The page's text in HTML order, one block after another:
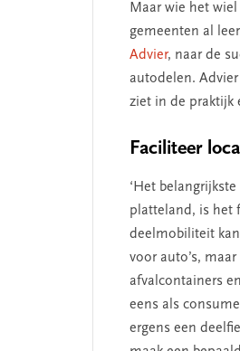
Maar wie het
gemeenten al
Advier, naar de
autodelen.
ziet in de praktijk
Faciliteer
‘Het
platteland, is het
deelmobiliteit
voor auto’s,
afvalcontainers
eens als
ergens een